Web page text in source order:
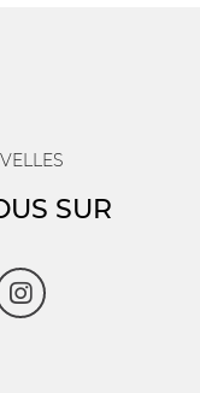
SUR